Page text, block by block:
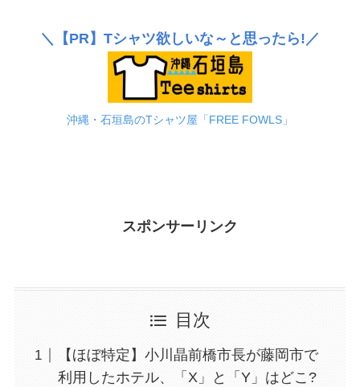
＼ 【PR】 Tシャツ欲しいな～と思ったら!／
沖縄・石垣島のTシャツ屋「FREE FOWLS」
スポンサーリンク
目次
【ほぼ特定】小川晶前橋市長が藤岡市で
利用したホテル、「X」と「Y」はどこ?